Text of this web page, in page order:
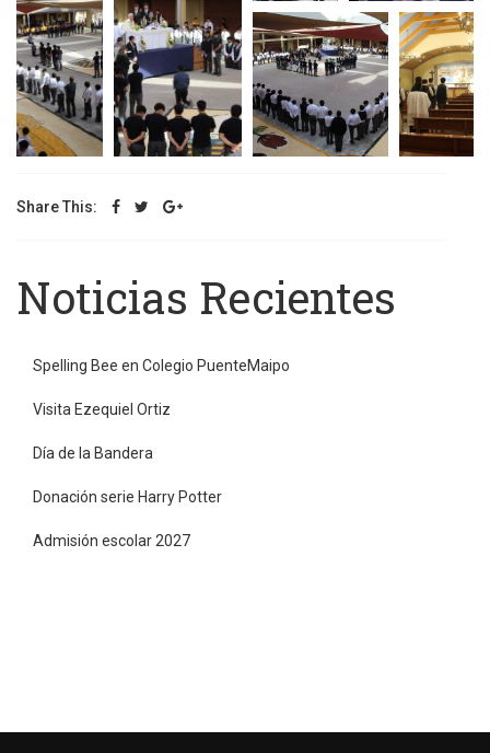
Share This:
Noticias Recientes
Spelling Bee en Colegio PuenteMaipo
Visita Ezequiel Ortiz
Día de la Bandera
Donación serie Harry Potter
Admisión escolar 2027